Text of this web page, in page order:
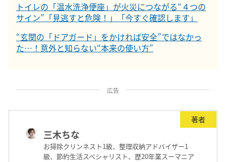
トイレの「温水洗浄便座」が火災につながる“４つの
サイン”「見逃すと危険！」「今すぐ確認します」
“玄関の「ドアガード」をかければ安全”ではなかっ
た…！意外と知らない“本来の使い方”
広告
著者
三木ちな
お掃除クリンネスト1級、整理収納アドバイザー1
級、節約生活スペシャリスト、歴20年業スーマニア